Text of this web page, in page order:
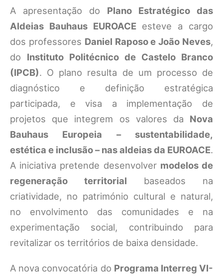
A apresentação do Plano Estratégico das
Aldeias Bauhaus EUROACEesteve a cargo
dos professores Daniel Raposo e João Neves,
do Instituto Politécnico de Castelo Branco
(IPCB). O plano resulta de um processo de
diagnóstico e definição estratégica
participada, e visa a implementação de
projetos que integrem os valores da Nova
Bauhaus Europeia – sustentabilidade,
estética e inclusão – nas aldeias da EUROACE.
A iniciativa pretende desenvolver modelos de
regeneração territorial baseados na
criatividade, no património cultural e natural,
no envolvimento das comunidades e na
experimentação social, contribuindo para
revitalizar os territórios de baixa densidade.
A nova convocatória do Programa Interreg VI-